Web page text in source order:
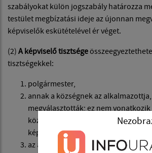
szabályokat külön jogszabály határozza
testület megbízatási ideje az újonnan
képviselők eskütételével ér véget.
(2) A képviselő tisztsége
tisztségekkel:
polgármester,
annak a községnek az
megválasztották; ez nem vonatkozik
község alkalmazottját hosszú távon
képviselői tisztség ellátása
az adott község által létrehozott